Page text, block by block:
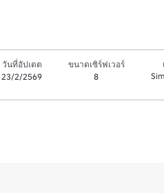
วันที่อัปเดต
23/2/2569
ขนาดเซิร์ฟเวอร์
8